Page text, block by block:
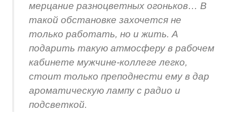
мерцание разноцветных огоньков… В
такой обстановке захочется не
только работать, но и жить. А
подарить такую атмосферу в рабочем
кабинете мужчине-коллеге легко,
стоит только преподнести ему в дар
ароматическую лампу с радио и
подсветкой.